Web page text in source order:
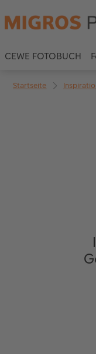
CEWE FOTOBUCH
Startseite